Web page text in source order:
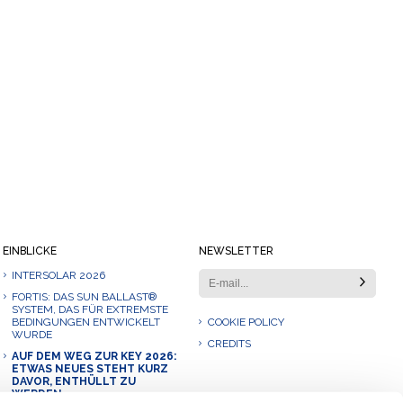
EINBLICKE
INTERSOLAR 2026
FORTIS: DAS SUN BALLAST®
SYSTEM, DAS FÜR EXTREMSTE
BEDINGUNGEN ENTWICKELT
WURDE
AUF DEM WEG ZUR KEY 2026:
ETWAS NEUES STEHT KURZ
DAVOR, ENTHÜLLT ZU
WERDEN.
NEWSLETTER
COOKIE POLICY
CREDITS